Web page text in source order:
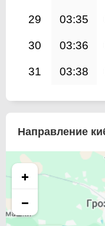
29 03:35
30 03:36
31 03:38
Направление
+
−